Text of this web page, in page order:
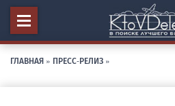
ГЛАВНАЯ » ПРЕСС-РЕЛИЗ »